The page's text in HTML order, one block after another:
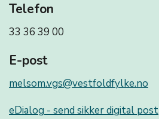
Telefon
33 36 39 00
E-post
melsom.vgs@vestfoldfylke.no
eDialog - send sikker digital post